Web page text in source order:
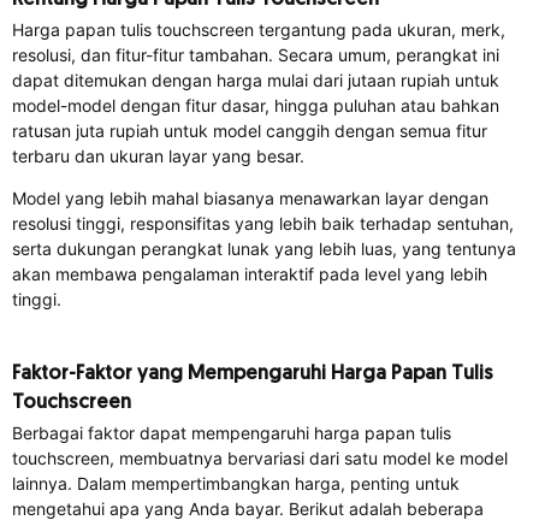
Harga papan tulis touchscreen tergantung pada ukuran, merk,
resolusi, dan fitur-fitur tambahan. Secara umum, perangkat ini
dapat ditemukan dengan harga mulai dari jutaan rupiah untuk
model-model dengan fitur dasar, hingga puluhan atau bahkan
ratusan juta rupiah untuk model canggih dengan semua fitur
terbaru dan ukuran layar yang besar.
Model yang lebih mahal biasanya menawarkan layar dengan
resolusi tinggi, responsifitas yang lebih baik terhadap sentuhan,
serta dukungan perangkat lunak yang lebih luas, yang tentunya
akan membawa pengalaman interaktif pada level yang lebih
tinggi.
Faktor-Faktor yang Mempengaruhi Harga Papan Tulis
Touchscreen
Berbagai faktor dapat mempengaruhi harga papan tulis
touchscreen, membuatnya bervariasi dari satu model ke model
lainnya. Dalam mempertimbangkan harga, penting untuk
mengetahui apa yang Anda bayar. Berikut adalah beberapa